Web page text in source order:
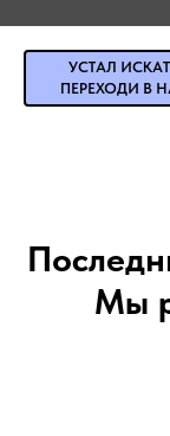
УСТАЛ
ПЕРЕХОДИ В
Мы